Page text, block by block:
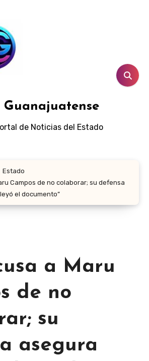
Guanajuatense
de Noticias del Estado
Estado
Campos de no colaborar; su defensa
el documento”
a Maru
de no
su
asegura